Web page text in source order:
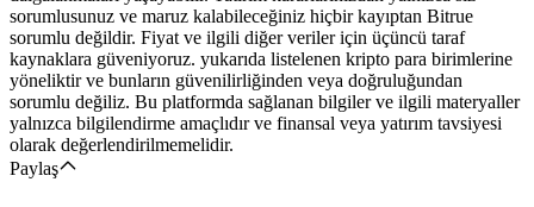
sorumlusunuz ve maruz kalabileceğiniz hiçbir kayıptan Bitrue
sorumlu değildir. Fiyat ve ilgili diğer veriler için üçüncü taraf
kaynaklara güveniyoruz. yukarıda listelenen kripto para birimlerine
yöneliktir ve bunların güvenilirliğinden veya doğruluğundan
sorumlu değiliz. Bu platformda sağlanan bilgiler ve ilgili materyaller
yalnızca bilgilendirme amaçlıdır ve finansal veya yatırım tavsiyesi
olarak değerlendirilmemelidir.
Paylaş